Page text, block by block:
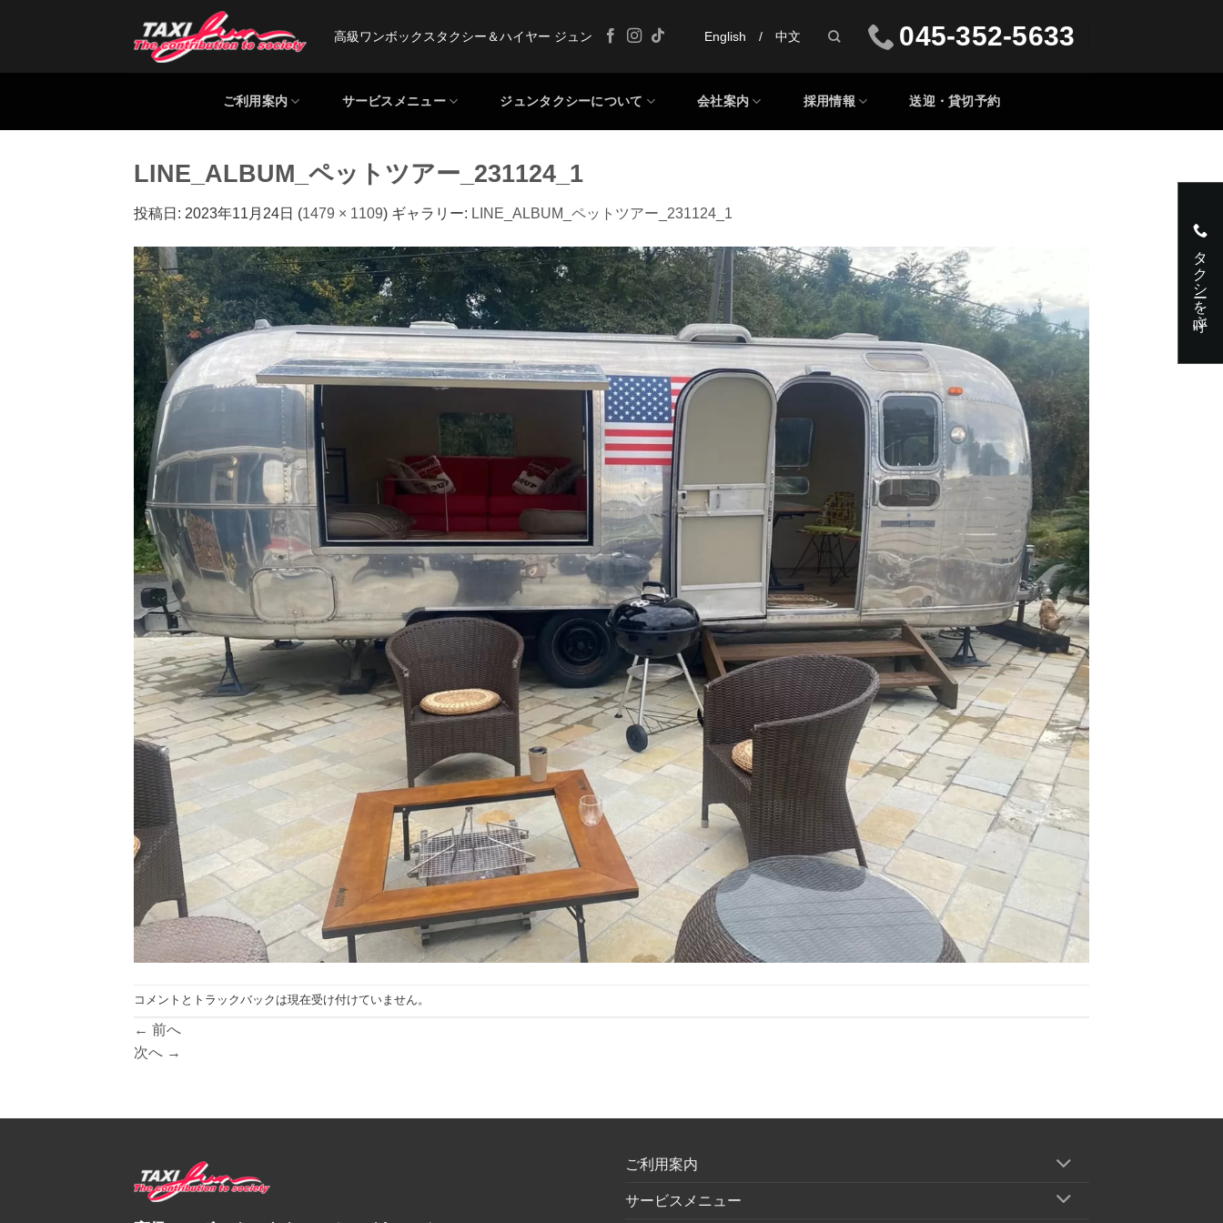
高級ワンボックスタクシー＆ハイヤー ジュン English / 中文 045-352-5633
ご利用案内 サービスメニュー ジュンタクシーについて 会社案内 採用情報 送迎・貸切予約
LINE_ALBUM_ペットツアー_231124_1
投稿日: 2023年11月24日 (1479 × 1109) ギャラリー: LINE_ALBUM_ペットツアー_231124_1
コメントとトラックバックは現在受け付けていません。
← 前へ
次へ →
タクシーを呼ぶ
ご利用案内
サービスメニュー